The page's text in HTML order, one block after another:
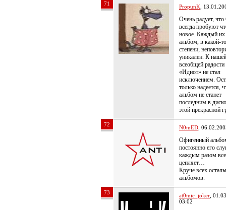
71 PropunK ,
Очень радует,
всегда пробуют
новое. Каждый
альбом, в какой-то
степени,
уникален. К нашей
всеобщей радости
«Идиот» не стал
исключением.
только надеется,
альбом не станет
последним в
этой прекрасной
72 N0mED ,
Офигенный
постоянно его
каждым разом
цепляет…
Круче всех
альбомов.
73 at0mic_joker ,
03:02